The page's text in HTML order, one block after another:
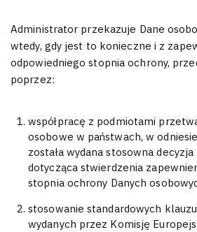
Administrator przekazuje Dane
wtedy, gdy jest to konieczne i z
odpowiedniego stopnia ochrony,
poprzez:
współpracę z podmiotami
osobowe w państwach, w
została wydana stosowna
dotycząca stwierdzenia
stopnia ochrony Danych
stosowanie standardowych
wydanych przez Komisję